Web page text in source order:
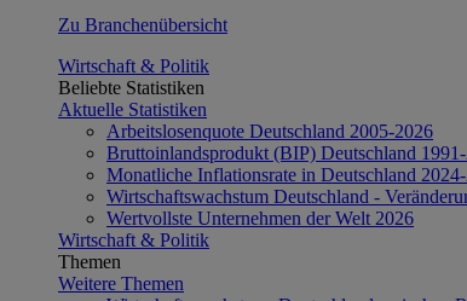
Zu Branchenübersicht
Wirtschaft & Politik
Beliebte Statistiken
Aktuelle Statistiken
Arbeitslosenquote Deutschland 2005-2026
Bruttoinlandsprodukt (BIP) Deutschland
Monatliche Inflationsrate in Deutschland
Wirtschaftswachstum Deutschland -
Wertvollste Unternehmen der Welt 2026
Wirtschaft & Politik
Themen
Weitere Themen